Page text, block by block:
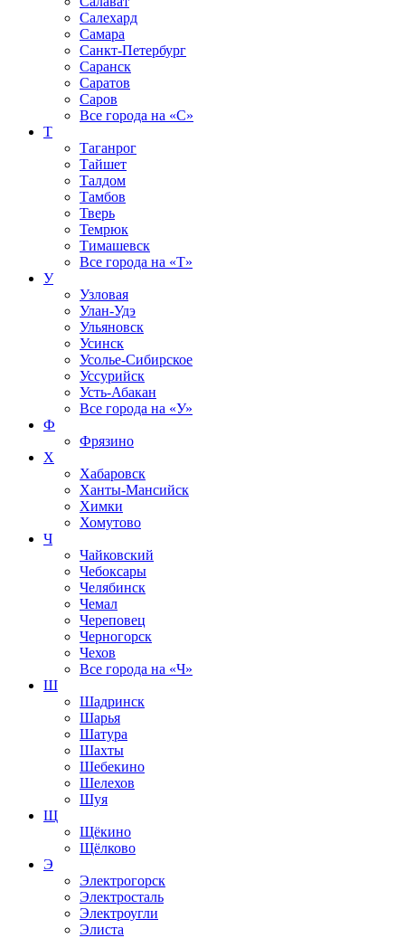
Салехард
Самара
Санкт-Петербург
Саранск
Саратов
Саров
Все города на «С»
Т
Таганрог
Тайшет
Талдом
Тамбов
Тверь
Темрюк
Тимашевск
Все города на «Т»
У
Узловая
Улан-Удэ
Ульяновск
Усинск
Усолье-Сибирское
Уссурийск
Усть-Абакан
Все города на «У»
Ф
Фрязино
Х
Хабаровск
Ханты-Мансийск
Химки
Хомутово
Ч
Чайковский
Чебоксары
Челябинск
Чемал
Череповец
Черногорск
Чехов
Все города на «Ч»
Ш
Шадринск
Шарья
Шатура
Шахты
Шебекино
Шелехов
Шуя
Щ
Щёкино
Щёлково
Э
Электрогорск
Электросталь
Электроугли
Элиста